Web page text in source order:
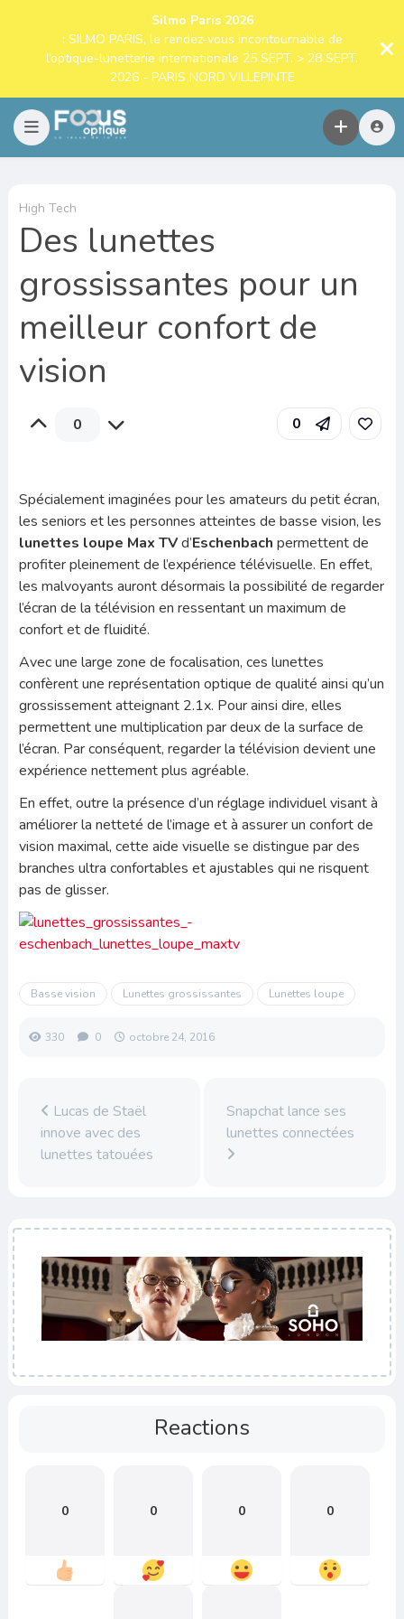
Silmo Paris 2026
: SILMO PARIS, le rendez-vous incontournable de
l’optique-lunetterie internationale 25 SEPT. > 28 SEPT.
2026 - PARIS NORD VILLEPINTE
High Tech
Des lunettes
grossissantes pour un
meilleur confort de
vision
0 0
Spécialement imaginées pour les amateurs du petit écran,
les seniors et les personnes atteintes de basse vision, les
lunettes loupe Max TVd’Eschenbach permettent de
profiter pleinement de l’expérience télévisuelle. En effet,
les malvoyants auront désormais la possibilité de regarder
l’écran de la télévision en ressentant un maximum de
confort et de fluidité.
Avec une large zone de focalisation, ces lunettes
confèrent une représentation optique de qualité ainsi qu’un
grossissement atteignant 2.1x. Pour ainsi dire, elles
permettent une multiplication par deux de la surface de
l’écran. Par conséquent, regarder la télévision devient une
expérience nettement plus agréable.
En effet, outre la présence d’un réglage individuel visant à
améliorer la netteté de l’image et à assurer un confort de
vision maximal, cette aide visuelle se distingue par des
branches ultra confortables et ajustables qui ne risquent
pas de glisser.
Basse vision Lunettes grossissantes Lunettes loupe
330 0 octobre 24, 2016
Lucas de Staël
innove avec des
lunettes tatouées
Snapchat lance ses
lunettes connectées
Reactions
0 0 0 0